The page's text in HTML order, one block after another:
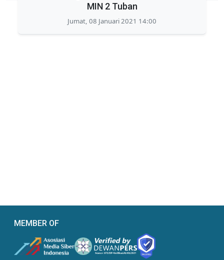
MIN 2 Tuban
Jumat, 08 Januari 2021 14:00
MEMBER OF